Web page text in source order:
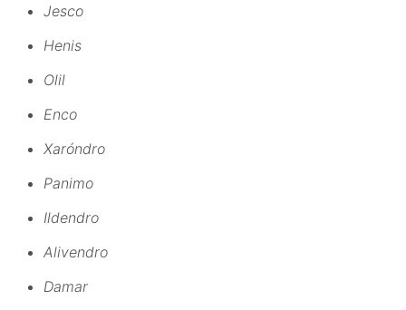
Jesco
Henis
Olil
Enco
Xaróndro
Panimo
Ildendro
Alivendro
Damar